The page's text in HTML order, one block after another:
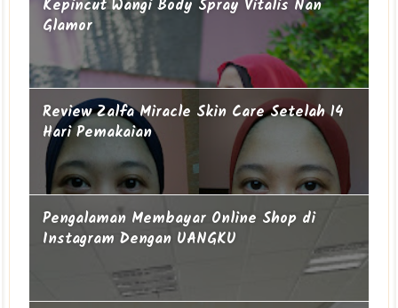
Kepincut Wangi Body Spray Vitalis Nan
Glamor
Review Zalfa Miracle Skin Care Setelah 14
Hari Pemakaian
Pengalaman Membayar Online Shop di
Instagram Dengan UANGKU